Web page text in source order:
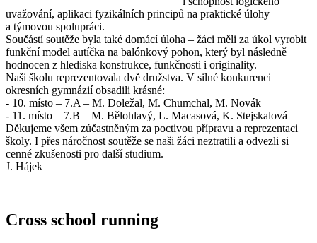
uvažování, aplikaci fyzikálních principů na praktické úlohy
a týmovou spolupráci.
Součástí soutěže byla také domácí úloha – žáci měli za úkol vyrobit
funkční model autíčka na balónkový pohon, který byl následně
hodnocen z hlediska konstrukce, funkčnosti i originality.
Naši školu reprezentovala dvě družstva. V silné konkurenci
okresních gymnázií obsadili krásné:
- 10. místo – 7.A – M. Doležal, M. Chumchal, M. Novák
- 11. místo – 7.B – M. Bělohlavý, L. Macasová, K. Stejskalová
Děkujeme všem zúčastněným za poctivou přípravu a reprezentaci
školy. I přes náročnost soutěže se naši žáci neztratili a odvezli si
cenné zkušenosti pro další studium.
J. Hájek
Cross school running